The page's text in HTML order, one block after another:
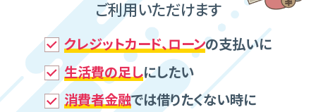
ご利⽤いただけます
クレジットカード、ローンの⽀払いに
⽣活費の⾜しにしたい
消費者⾦融では借りたくない時に